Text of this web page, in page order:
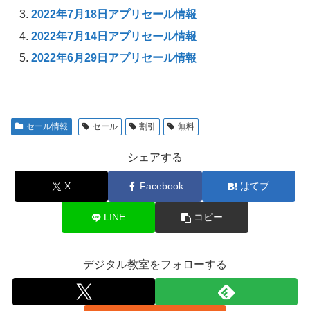
2022年7月18日アプリセール情報
2022年7月14日アプリセール情報
2022年6月29日アプリセール情報
セール情報 セール 割引 無料
シェアする
X Facebook はてブ
LINE コピー
デジタル教室をフォローする